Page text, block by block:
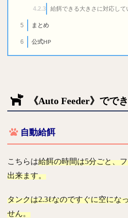
4.2.3 給餌できる大きさに対応し
5 まとめ
6 公式HP
《Auto Feeder》でで
自動給餌
こちらは給餌の時間は5分ごと、
出来ます。
タンクは2.3ℓなのですぐに空にな
せん。